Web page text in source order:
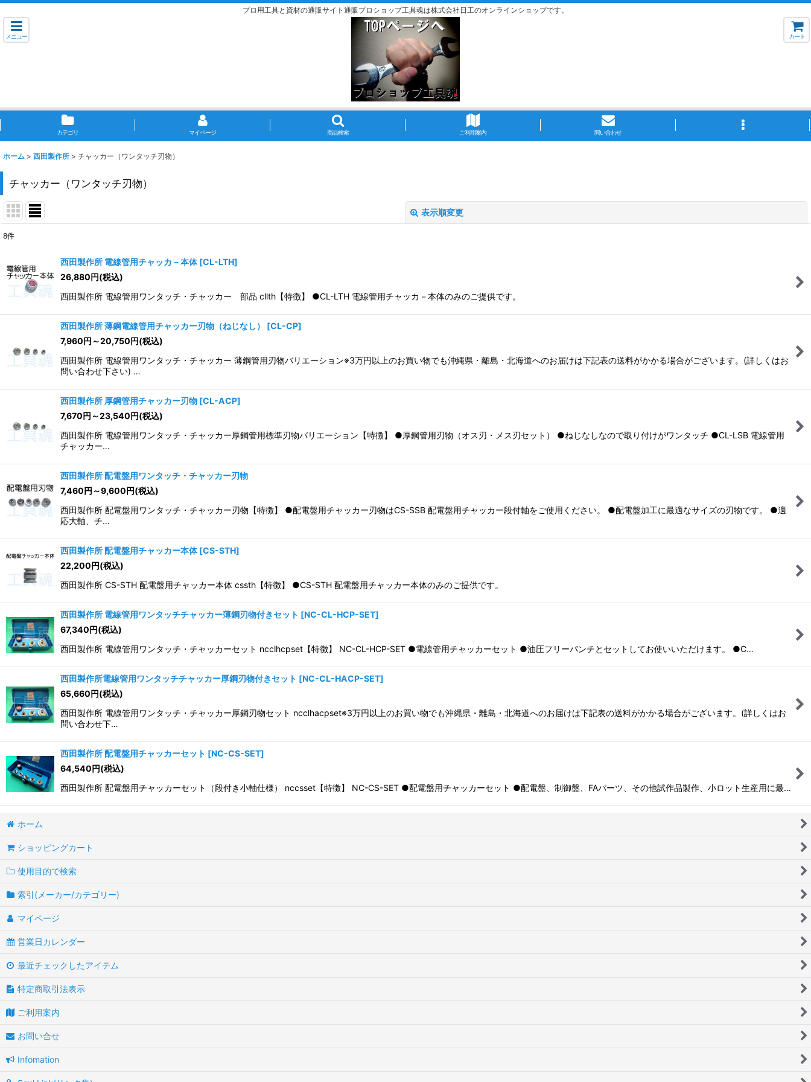
プロ用工具と資材の通販サイト通販プロショップ工具魂は株式会社日工のオンラインショップです。
メニュー カート
カテゴリ マイページ 商品検索 ご利用案内 問い合わせ
ホーム > 西田製作所 > チャッカー（ワンタッチ刃物）
チャッカー（ワンタッチ刃物）
表示順変更
並び順 :
絞り込む
8件
西田製作所 電線管用チャッカ－本体 [CL-LTH]
26,880円(税込)
西田製作所 電線管用ワンタッチ・チャッカー 部品 cllth【特徴】 ●CL-LTH 電線管用チャッカ－本体のみのご提供です。
西田製作所 薄鋼電線管用チャッカー刃物（ねじなし） [CL-CP]
7,960円 ～20,750円(税込)
西田製作所 電線管用ワンタッチ・チャッカー 薄鋼管用刃物バリエーション※3万円以上のお買い物でも沖縄県・離島・北海道へのお届けは下記表の送料がかかる場合がございます。(詳しくはお
問い合わせ下さい) …
西田製作所 厚鋼管用チャッカー刃物 [CL-ACP]
7,670円 ～23,540円(税込)
西田製作所 電線管用ワンタッチ・チャッカー厚鋼管用標準刃物バリエーション【特徴】 ●厚鋼管用刃物（オス刃・メス刃セット） ●ねじなしなので取り付けがワンタッチ ●CL-LSB 電線管用
チャッカー…
西田製作所 配電盤用ワンタッチ・チャッカー刃物
7,460円 ～9,600円(税込)
西田製作所 配電盤用ワンタッチ・チャッカー刃物【特徴】 ●配電盤用チャッカー刃物はCS-SSB 配電盤用チャッカー段付軸をご使用ください。 ●配電盤加工に最適なサイズの刃物です。 ●適
応大軸、チ…
西田製作所 配電盤用チャッカー本体 [CS-STH]
22,200円(税込)
西田製作所 CS-STH 配電盤用チャッカー本体 cssth【特徴】 ●CS-STH 配電盤用チャッカー本体のみのご提供です。
西田製作所 電線管用ワンタッチチャッカー薄鋼刃物付きセット [NC-CL-HCP-SET]
67,340円(税込)
西田製作所 電線管用ワンタッチ・チャッカーセット ncclhcpset【特徴】 NC-CL-HCP-SET ●電線管用チャッカーセット ●油圧フリーパンチとセットしてお使いいただけます。 ●C…
西田製作所電線管用ワンタッチチャッカー厚鋼刃物付きセット [NC-CL-HACP-SET]
65,660円(税込)
西田製作所 電線管用ワンタッチ・チャッカー厚鋼刃物セット ncclhacpset※3万円以上のお買い物でも沖縄県・離島・北海道へのお届けは下記表の送料がかかる場合がございます。(詳しくはお
問い合わせ下…
西田製作所 配電盤用チャッカーセット [NC-CS-SET]
64,540円(税込)
西田製作所 配電盤用チャッカーセット（段付き小軸仕様） nccsset【特徴】 NC-CS-SET ●配電盤用チャッカーセット ●配電盤、制御盤、FAパーツ、その他試作品製作、小ロット生産用に最…
ホーム
ショッピングカート
使用目的で検索
索引(メーカー/カテゴリー)
マイページ
営業日カレンダー
最近チェックしたアイテム
特定商取引法表示
ご利用案内
お問い合せ
Infomation